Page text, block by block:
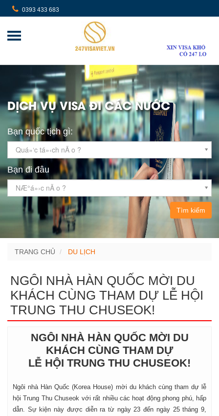
0393 433 683
DỊCH VỤ VISA ĐI CÁC NƯỚC
Bạn quốc tịch gì:
Quá»‘c tá»‹ch nÃ o ?
Bạn đi đâu
NÆ°á»›c nÃ o ?
Tìm kiếm
TRANG CHỦ DU LỊCH
NGÔI NHÀ HÀN QUỐC MỜI DU
KHÁCH CÙNG THAM DỰ LỄ HỘI
TRUNG THU CHUSEOK!
NGÔI NHÀ HÀN QUỐC MỜI DU
KHÁCH CÙNG THAM DỰ
LỄ HỘI TRUNG THU CHUSEOK!
Ngôi nhà Hàn Quốc (Korea House) mời du khách cùng tham dự lễ
hội Trung Thu Chuseok với rất nhiều các hoạt động phong phú, hấp
dẫn. Sự kiện này được diễn ra từ ngày 23 đến ngày 25 tháng 9,